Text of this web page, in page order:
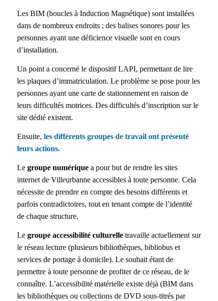
Les BIM (boucles à Induction Magnétique) sont installées
dans de nombreux endroits ; des balises sonores pour les
personnes ayant une déficience visuelle sont en cours
d’installation.
Un point a concerné le dispositif LAPI, permettant de lire
les plaques d’immatriculation. Le problème se pose pour les
personnes ayant une carte de stationnement en raison de
leurs difficultés motrices. Des difficultés d’inscription sur le
site dédié existent.
Ensuite, les différents groupes de travail ont présenté
leurs actions.
Le groupe numérique a pour but de rendre les sites
internet de Villeurbanne accessibles à toute personne. Cela
nécessite de prendre en compte des besoins différents et
parfois contradictoires, tout en tenant compte de l’identité
de chaque structure.
Le groupe accessibilité culturelle travaille actuellement sur
le réseau lecture (plusieurs bibliothèques, bibliobus et
services de portage à domicile). Le souhait étant de
permettre à toute personne de profiter de ce réseau, de le
connaître. L’accessibilité matérielle existe déjà (BIM dans
les bibliothèques ou collections de DVD sous-titrés par